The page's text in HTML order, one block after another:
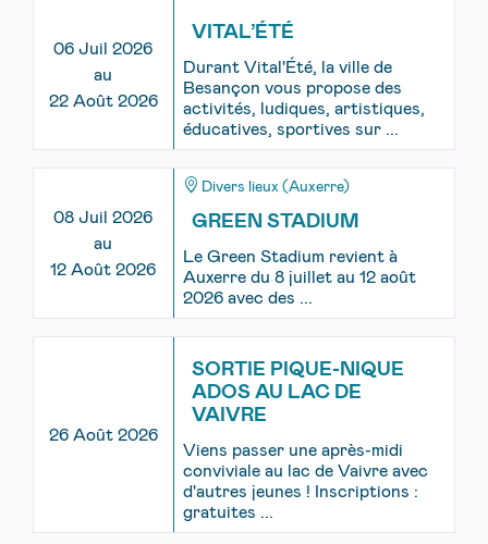
06 Juil 2026
au
22 Août 2026
VITAL’ÉTÉ
Durant Vital'Été, la ville de
Besançon vous propose des
activités, ludiques, artistiques,
éducatives, sportives sur ...
08 Juil 2026
au
12 Août 2026
Divers lieux (Auxerre)
GREEN STADIUM
Le Green Stadium revient à
Auxerre du 8 juillet au 12 août
2026 avec des ...
26 Août 2026
SORTIE PIQUE-NIQUE
ADOS AU LAC DE
VAIVRE
Viens passer une après-midi
conviviale au lac de Vaivre avec
d'autres jeunes ! Inscriptions :
gratuites ...